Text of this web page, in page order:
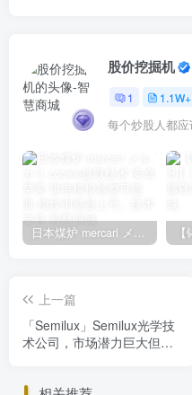
股价挖掘机
1 1.1W+
日本煤炉 mercari メルカリ cookie提取技术 安卓 苹果 雷电模拟器都可提取,指纹浏览器上号。技术支持
上一篇
「Semilux」Semilux光学技
术公司，市场潜力巨大但盈